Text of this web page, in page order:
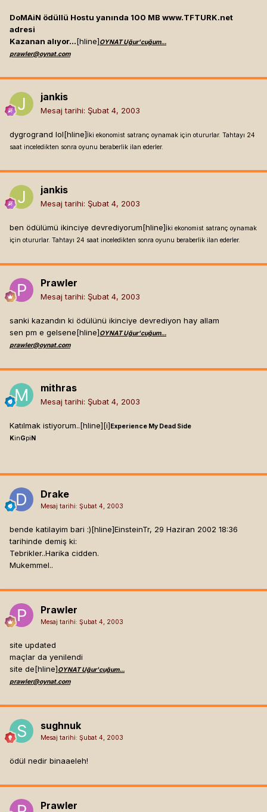
DoMAiN ödüllü Hostu yanında 100 MB www.TFTURK.net
adresi
Kazanan alıyor...[hline]OYNAT Uğur'cuğum...
prawler@oynat.com
jankis
Mesaj tarihi: Şubat 4, 2003
dygrogrand lol[hline]İki ekonomist satranç oynamak için otururlar. Tahtayı 24
saat inceledikten sonra oyunu beraberlik ilan ederler.
jankis
Mesaj tarihi: Şubat 4, 2003
ben ödülümü ikinciye devrediyorum[hline]İki ekonomist satranç oynamak
için otururlar. Tahtayı 24 saat inceledikten sonra oyunu beraberlik ilan ederler.
Prawler
Mesaj tarihi: Şubat 4, 2003
sanki kazandın ki ödülünü ikinciye devrediyon hay allam
sen pm e gelsene[hline]OYNAT Uğur'cuğum...
prawler@oynat.com
mithras
Mesaj tarihi: Şubat 4, 2003
Katılmak istiyorum..[hline][i] Experience My Dead Side
KinGpi N
Drake
Mesaj tarihi: Şubat 4, 2003
bende katilayim bari :)[hline]EinsteinTr, 29 Haziran 2002 18:36
tarihinde demiş ki:
Tebrikler..Harika cidden.
Mukemmel..
Prawler
Mesaj tarihi: Şubat 4, 2003
site updated
maçlar da yenilendi
site de[hline]OYNAT Uğur'cuğum...
prawler@oynat.com
sughnuk
Mesaj tarihi: Şubat 4, 2003
ödül nedir binaaeleh!
Prawler